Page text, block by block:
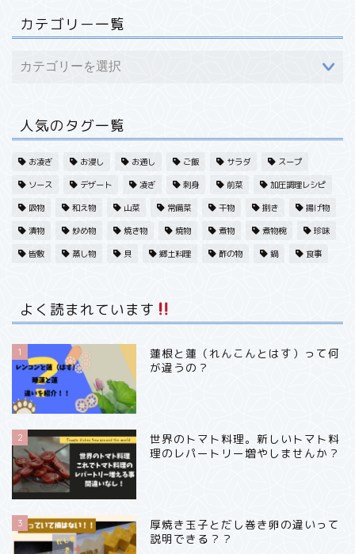
カテゴリー一覧
人気のタグ一覧
お凌ぎ お浸し お通し ご飯 サラダ スープ
ソース デザート 凌ぎ 刺身 前菜 加圧調理レシピ
吸物 和え物 山菜 常備菜 干物 捌き 揚げ物
漬物 炒め物 焼き物 焼物 煮物 煮物椀 珍味
皆敷 蒸し物 貝 郷土料理 酢の物 鍋 食事
よく読まれています
1
蓮根と蓮（れんこんとはす）って何
が違うの？
2
世界のトマト料理。新しいトマト料
理のレパートリー増やしませんか？
3
厚焼き玉子とだし巻き卵の違いって
説明できる？？
春・野菜
春・魚
夏・野菜
冬・魚
日本料理いろいろ